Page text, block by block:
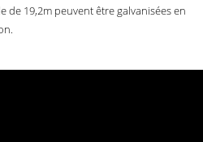
de 19,2m peuvent être galvanisées en